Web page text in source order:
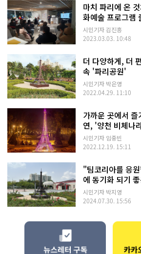
마치 파리에 온
화예술 프로그램
시민기자 김진흥
2023.03.03. 10:48
더 다양하게, 더
속 '파리공원'
시민기자 박은영
2022.04.29. 11:10
가까운 곳에서
연, '양천 비체나
시민기자 임중빈
2022.12.19. 15:11
"팀코리아를 응
에 동기화 되기
시민기자 박지영
2024.07.30. 15:56